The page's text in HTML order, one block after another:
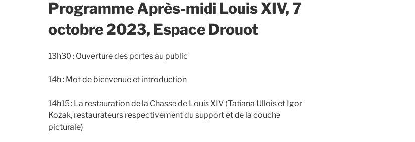
Programme Après-midi Louis XIV, 7
octobre 2023, Espace Drouot
13h30 : Ouverture des portes au public
14h : Mot de bienvenue et introduction
14h15 : La restauration de la Chasse de Louis XIV (Tatiana Ullois et Igor
Kozak, restaurateurs respectivement du support et de la couche
picturale)